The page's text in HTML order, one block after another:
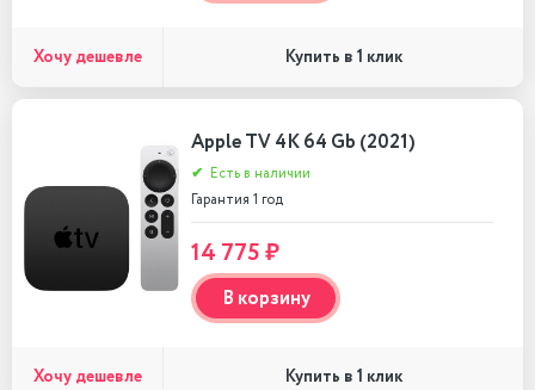
Хочу дешевле Купить в 1 клик
Apple TV 4K 64 Gb (2021)
✔ Есть в наличии
Гарантия 1 год
14 775 ₽
В корзину
Хочу дешевле Купить в 1 клик